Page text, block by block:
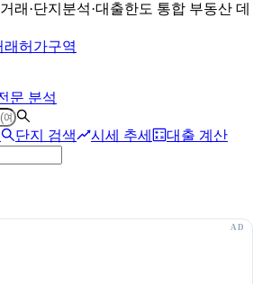
래·단지분석·대출한도 통합 부동산 데
래허가구역
문 분석
단지 검색 시세 추세
대출 계산